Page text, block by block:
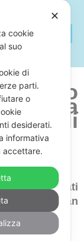
Zona
di
di avvocati
in zona San
✕
cookie
suo
di
parti.
o
desiderati.
informativa
accettare.